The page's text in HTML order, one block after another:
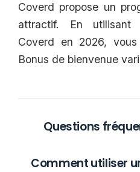
Coverd propose un
attractif. En utilisant
Coverd en 2026,
Bonus de bienvenue
Questions
Comment utiliser